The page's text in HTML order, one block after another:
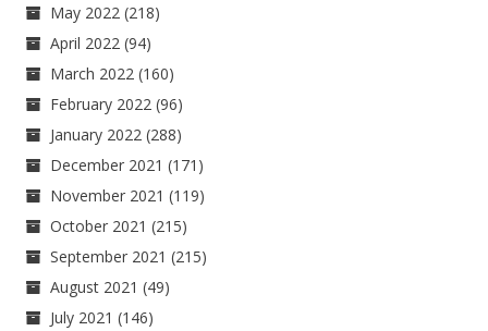
May 2022 (218)
April 2022 (94)
March 2022 (160)
February 2022 (96)
January 2022 (288)
December 2021 (171)
November 2021 (119)
October 2021 (215)
September 2021 (215)
August 2021 (49)
July 2021 (146)